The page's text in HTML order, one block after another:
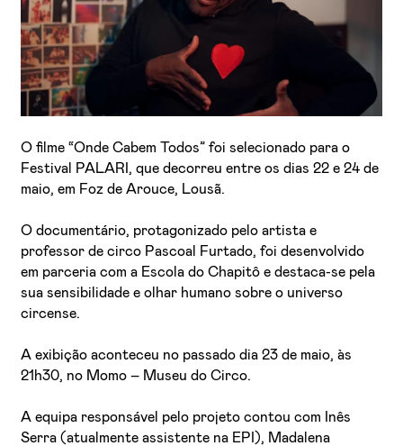
Motivo
Mensagem
Li e aceito aPolítica de Privacidade
Aceito receber emails sobre novidades da ETIC
O filme “Onde Cabem Todos” foi selecionado para o
Festival PALARI, que decorreu entre os dias 22 e 24 de
maio, em Foz de Arouce, Lousã.
O documentário, protagonizado pelo artista e
professor de circo Pascoal Furtado, foi desenvolvido
em parceria com a Escola do Chapitô e destaca-se pela
sua sensibilidade e olhar humano sobre o universo
circense.
A exibição aconteceu no passado dia 23 de maio, às
21h30, no Momo – Museu do Circo.
A equipa responsável pelo projeto contou com Inês
Serra (atualmente assistente na EPI), Madalena